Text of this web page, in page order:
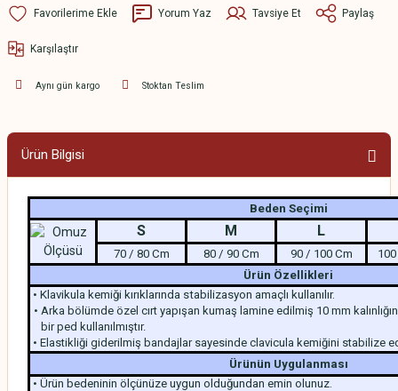
Yorum Yaz Tavsiye Et Paylaş
Karşılaştır
Aynı gün kargo Stoktan Teslim
Ürün Bilgisi
Beden Seçimi
S M L
70 / 80 Cm 80 / 90 Cm 90 / 100 Cm
Ürün Özellikleri
• Klavikula kemiği kırıklarında stabilizasyon amaçlı kullanılır.
• Arka bölümde özel cırt yapışan kumaş lamine edilmiş 10 mm
bir ped kullanılmıştır.
• Elastikliği giderilmiş bandajlar sayesinde clavicula kemiğini stabilize
Ürünün Uygulanması
• Ürün bedeninin ölçünüze uygun olduğundan emin olunuz.